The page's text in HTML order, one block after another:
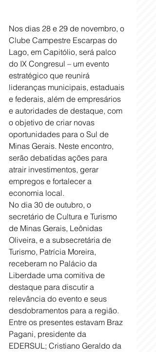
Nos dias 28 e 29 de novembro, o
Clube Campestre Escarpas do
Lago, em Capitólio, será palco
do IX Congresul – um evento
estratégico que reunirá
lideranças municipais, estaduais
e federais, além de empresários
e autoridades de destaque, com
o objetivo de criar novas
oportunidades para o Sul de
Minas Gerais. Neste encontro,
serão debatidas ações para
atrair investimentos, gerar
empregos e fortalecer a
economia local.
No dia 30 de outubro, o
secretário de Cultura e Turismo
de Minas Gerais, Leônidas
Oliveira, e a subsecretária de
Turismo, Patrícia Moreira,
receberam no Palácio da
Liberdade uma comitiva de
destaque para discutir a
relevância do evento e seus
desdobramentos para a região.
Entre os presentes estavam Braz
Pagani, presidente da
EDERSUL; Cristiano Geraldo da